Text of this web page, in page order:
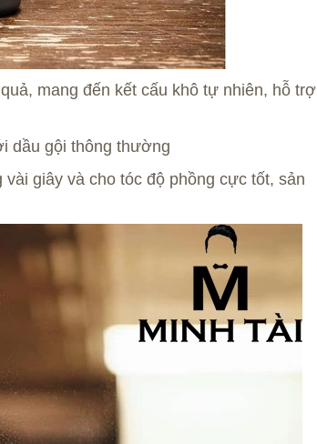
mang đến kết cấu khô tự nhiên, hỗ trợ
dầu gội thông thường
giây và cho tóc độ phồng cực tốt, sản